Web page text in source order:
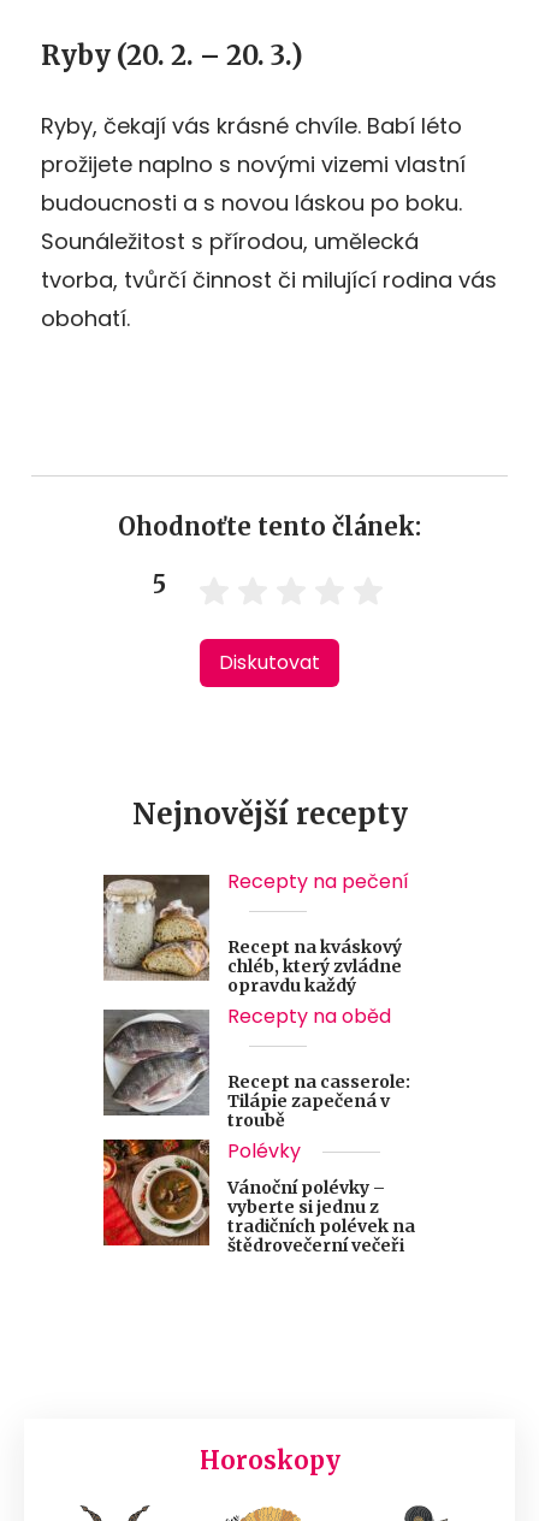
Ryby (20. 2. – 20. 3.)
Ryby, čekají vás krásné chvíle. Babí léto
prožijete naplno s novými vizemi vlastní
budoucnosti a s novou láskou po boku.
Sounáležitost s přírodou, umělecká
tvorba, tvůrčí činnost či milující rodina vás
obohatí.
Ohodnoťte tento článek:
5
Diskutovat
Nejnovější recepty
Recepty na pečení
Recept na kváskový
chléb, který zvládne
opravdu každý
Recepty na oběd
Recept na casserole:
Tilápie zapečená v
troubě
Polévky
Vánoční polévky –
vyberte si jednu z
tradičních polévek na
štědrovečerní večeři
Horoskopy